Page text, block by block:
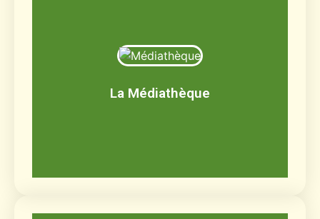
La Médiathèque
Médiathèque
Livres, BD, documentaires, jeux de société,